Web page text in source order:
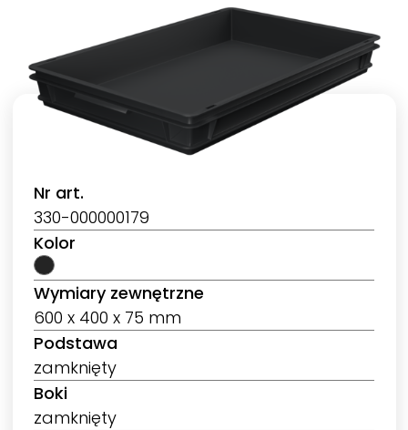
Nr art.
330-000000179
Kolor
Wymiary zewnętrzne
600 x 400 x 75 mm
Podstawa
zamknięty
Boki
zamknięty